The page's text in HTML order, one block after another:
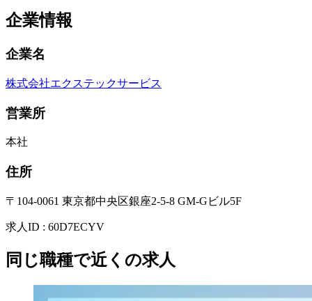
企業情報
企業名
株式会社エクステックサービス
営業所
本社
住所
〒104-0061 東京都中央区銀座2-5-8 GM-Gビル5F
求人ID : 60D7ECYV
同じ職種で近くの求人